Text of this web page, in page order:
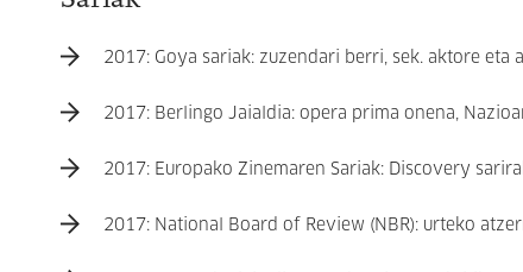
2017: Goya sariak: zuzendari berri, sek. aktore eta
2017: Berlingo Jaialdia: opera prima onena,
2017: Europako Zinemaren Sariak: Discovery
2017: National Board of Review (NBR): urteko